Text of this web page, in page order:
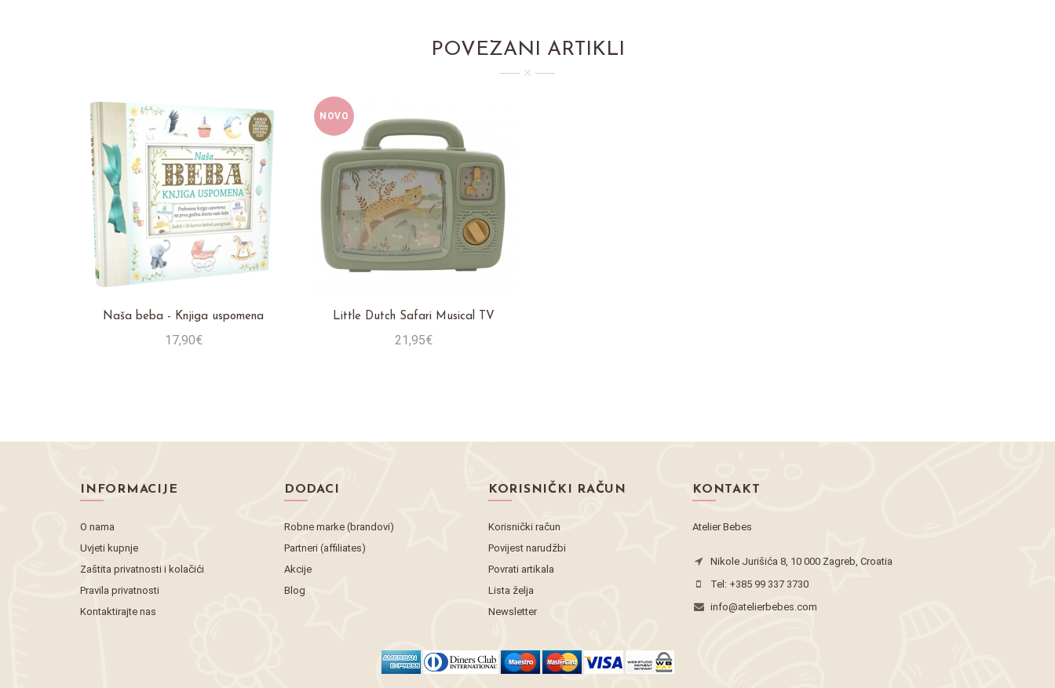
POVEZANI ARTIKLI
Naša beba - Knjiga uspomena
17,90€
NOVO
Little Dutch Safari Musical TV
21,95€
INFORMACIJE
O nama
Uvjeti kupnje
Zaštita privatnosti i kolačići
Pravila privatnosti
Kontaktirajte nas
DODACI
Robne marke (brandovi)
Partneri (affiliates)
Akcije
Blog
KORISNIČKI RAČUN
Korisnički račun
Povijest narudžbi
Povrati artikala
Lista želja
Newsletter
KONTAKT
Atelier Bebes
Nikole Jurišića 8, 10 000 Zagreb, Croatia
Tel: +385 99 337 3730
info@atelierbebes.com